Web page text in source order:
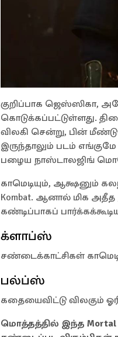
குறிப்பாக ஜெஸ்ஸிகா,
கொடுக்கப்பட்டுள்ளது.
விலகி சென்று, பின்
இருந்தாலும் படம்
பழைய நாஸ்டாலஜிங்
காமெடியும், ஆக்ஷனும்
Kombat. ஆனால் மிக
கண்டிப்பாகப்
க்ளாப்ஸ்
சண்டைக்காட்சிகள்
பல்ப்ஸ்
கதையைவிட்டு விலகும்
மொத்தத்தில் இந்த Mortal